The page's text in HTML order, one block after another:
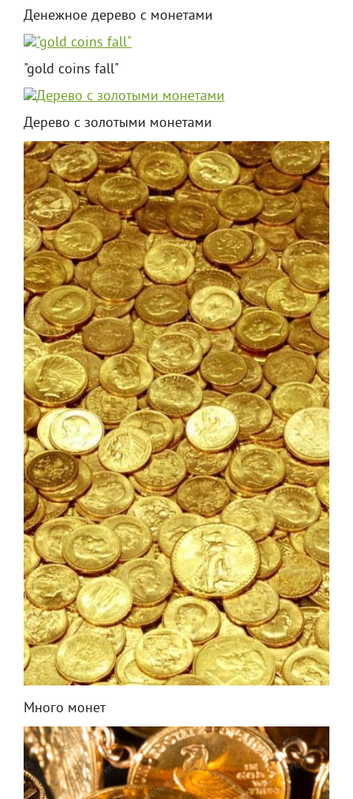
Денежное дерево с монетами
"gold coins fall"
Дерево с золотыми монетами
Много монет